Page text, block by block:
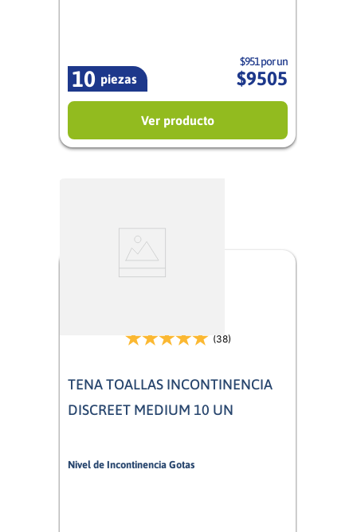
piezas
10
$951 por un
$9505
Ver producto
(38)
TENA TOALLAS INCONTINENCIA
DISCREET MEDIUM 10 UN
Nivel de Incontinencia Gotas